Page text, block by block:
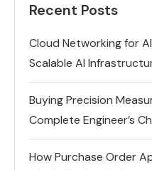
Recent Posts
Cloud Networking for
Scalable AI
Buying Precision
Complete Engineer’s
How Purchase Order